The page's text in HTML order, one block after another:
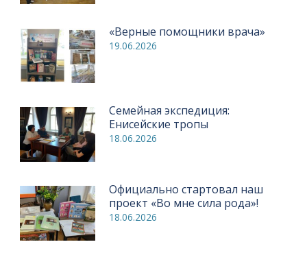
«Верные помощники врача»
19.06.2026
Семейная экспедиция:
Енисейские тропы
18.06.2026
Официально стартовал наш
проект «Во мне сила рода»!
18.06.2026